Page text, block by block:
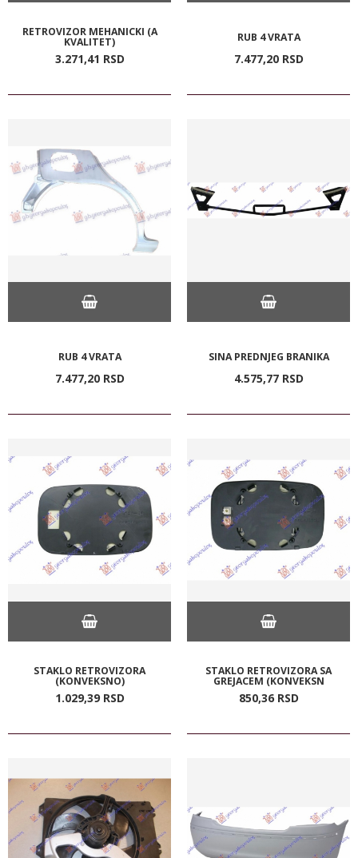
RETROVIZOR MEHANICKI (A
KVALITET)
3.271,41 RSD
RUB 4 VRATA
7.477,20 RSD
RUB 4 VRATA
7.477,20 RSD
SINA PREDNJEG BRANIKA
4.575,77 RSD
STAKLO RETROVIZORA
(KONVEKSNO)
1.029,39 RSD
STAKLO RETROVIZORA SA
GREJACEM (KONVEKSN
850,36 RSD